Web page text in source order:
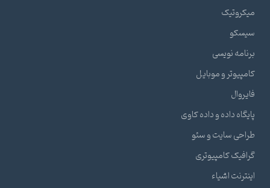
میکروتیک
سیسکو
برنامه نویسی
کامپیوتر و موبایل
فایروال
پایگاه داده و داده کاوی
طراحی سایت و سئو
گرافیک کامپیوتری
اینترنت اشیاء